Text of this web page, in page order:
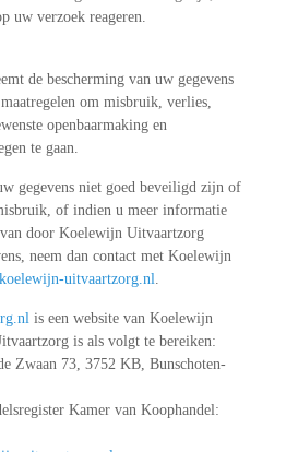
uw verzoek reageren.
de bescherming van uw gegevens
maatregelen om misbruik, verlies,
openbaarmaking en
te gaan.
gegevens niet goed beveiligd zijn of
of indien u meer informatie
door Koelewijn Uitvaartzorg
neem dan contact met Koelewijn
uitvaartzorg.nl.
is een website van Koelewijn
is als volgt te bereiken:
Zwaan 73, 3752 KB, Bunschoten-
Kamer van Koophandel: